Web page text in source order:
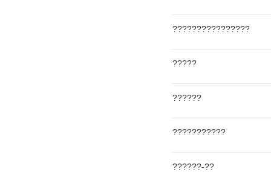
????????????????
?????
??????
???????????
??????-??